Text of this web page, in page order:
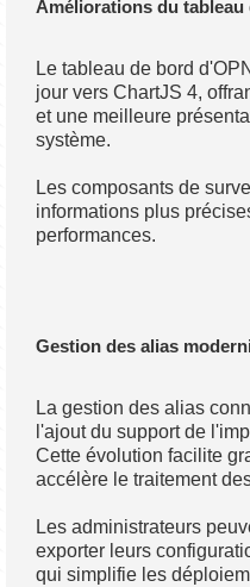
Améliorations du tableau
Le tableau de bord
jour vers ChartJS 4,
et une meilleure
système.
Les composants de
informations plus
performances.
Gestion des alias
La gestion des alias
l'ajout du support de
Cette évolution facilite
accélère le traitement
Les administrateurs
exporter leurs
qui simplifie les